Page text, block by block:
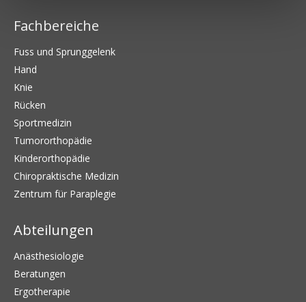
Fachbereiche
Fuss und Sprunggelenk
Hand
Knie
Rücken
Sportmedizin
Tumororthopädie
Kinderorthopädie
Chiropraktische Medizin
Zentrum für Paraplegie
Abteilungen
Anästhesiologie
Beratungen
Ergotherapie